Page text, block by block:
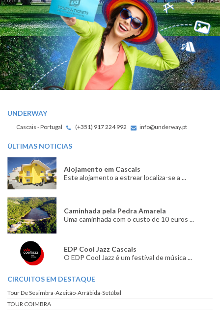
UNDERWAY
Cascais - Portugal (+351) 917 224 992 info@underway.pt
ÚLTIMAS NOTICIAS
Alojamento em Cascais
Este alojamento a estrear localiza-se a ...
Caminhada pela Pedra Amarela
Uma caminhada com o custo de 10 euros ...
EDP Cool Jazz Cascais
O EDP Cool Jazz é um festival de música ...
CIRCUITOS EM DESTAQUE
Tour De Sesimbra-Azeitão-Arrábida-Setúbal
TOUR COIMBRA